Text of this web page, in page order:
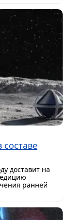
доставит на
ранней